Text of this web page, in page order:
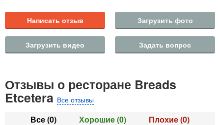
Написать отзыв Загрузить фото
Загрузить видео Задать вопрос
Отзывы о ресторане Breads
Etcetera Все отзывы
Все(0) Хорошие(0) Плохие(0)